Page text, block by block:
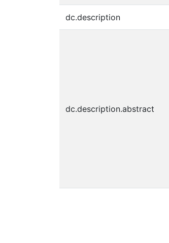
dc.description
dc.description.abstract